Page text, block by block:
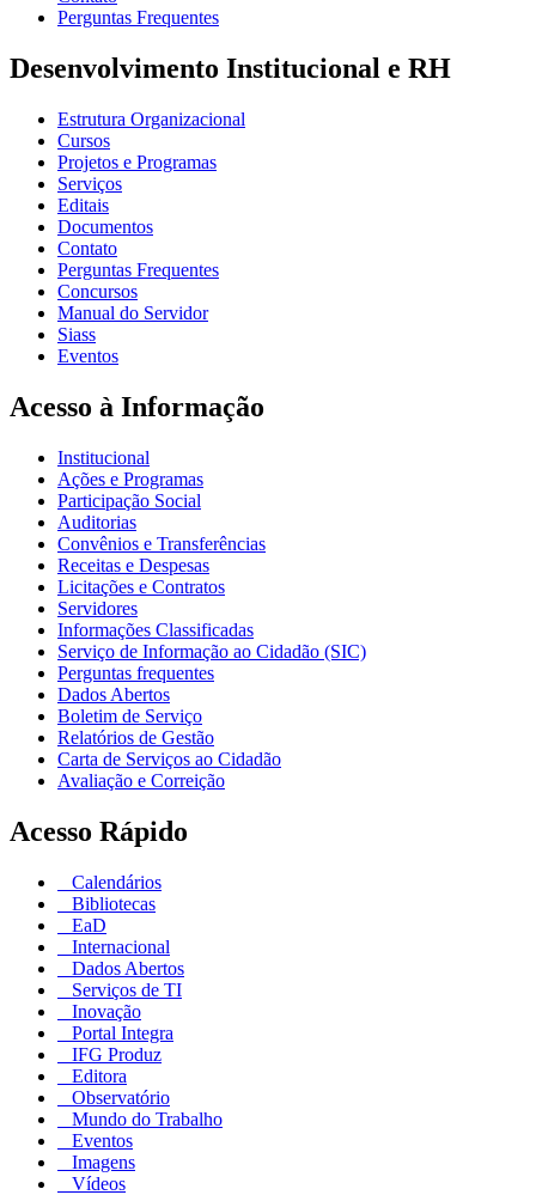
Perguntas Frequentes
Desenvolvimento Institucional e RH
Estrutura Organizacional
Cursos
Projetos e Programas
Serviços
Editais
Documentos
Contato
Perguntas Frequentes
Concursos
Manual do Servidor
Siass
Eventos
Acesso à Informação
Institucional
Ações e Programas
Participação Social
Auditorias
Convênios e Transferências
Receitas e Despesas
Licitações e Contratos
Servidores
Informações Classificadas
Serviço de Informação ao Cidadão (SIC)
Perguntas frequentes
Dados Abertos
Boletim de Serviço
Relatórios de Gestão
Carta de Serviços ao Cidadão
Avaliação e Correição
Acesso Rápido
Calendários
Bibliotecas
EaD
Internacional
Dados Abertos
Serviços de TI
Inovação
Portal Integra
IFG Produz
Editora
Observatório
Mundo do Trabalho
Eventos
Imagens
Vídeos